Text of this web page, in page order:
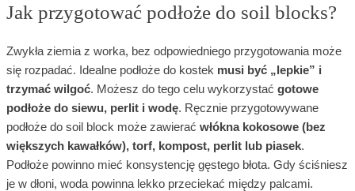
Jak przygotować podłoże do soil blocks?
Zwykła ziemia z worka, bez odpowiedniego przygotowania może
się rozpadać. Idealne podłoże do kostek musi być „lepkie” i
trzymać wilgoć. Możesz do tego celu wykorzystać gotowe
podłoże do siewu, perlit i wodę. Ręcznie przygotowywane
podłoże do soil block może zawierać włókna kokosowe (bez
większych kawałków), torf, kompost, perlit lub piasek.
Podłoże powinno mieć konsystencję gęstego błota. Gdy ściśniesz
je w dłoni, woda powinna lekko przeciekać między palcami.